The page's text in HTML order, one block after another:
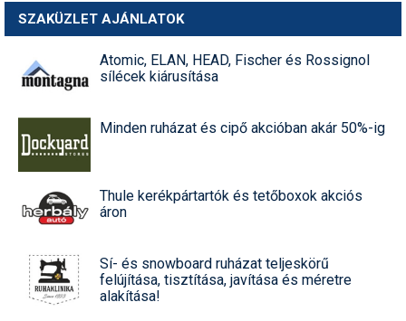
SZAKÜZLET AJÁNLATOK
Atomic, ELAN, HEAD, Fischer és Rossignol
sílécek kiárusítása
Minden ruházat és cipő akcióban akár 50%-ig
Thule kerékpártartók és tetőboxok akciós
áron
Sí- és snowboard ruházat teljeskörű
felújítása, tisztítása, javítása és méretre
alakítása!